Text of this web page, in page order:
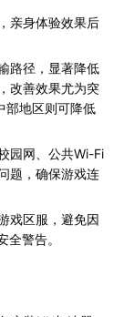
亲身体验效果后
路径，显著降低
改善效果尤为突
部地区则可降低
园网、公共Wi-Fi
题，确保游戏连
戏区服，避免因
警告。